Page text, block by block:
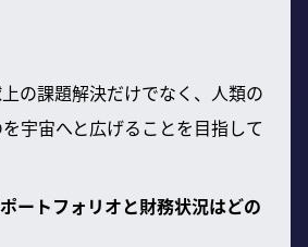
の課題解決だけでなく、人類の
宇宙へと広げることを目指して
ートフォリオと財務状況はどの